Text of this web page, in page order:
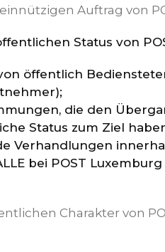
Auftrag von
Status von
öffentlich
die den
Status zum Ziel
Verhandlungen
bei POST
Charakter von